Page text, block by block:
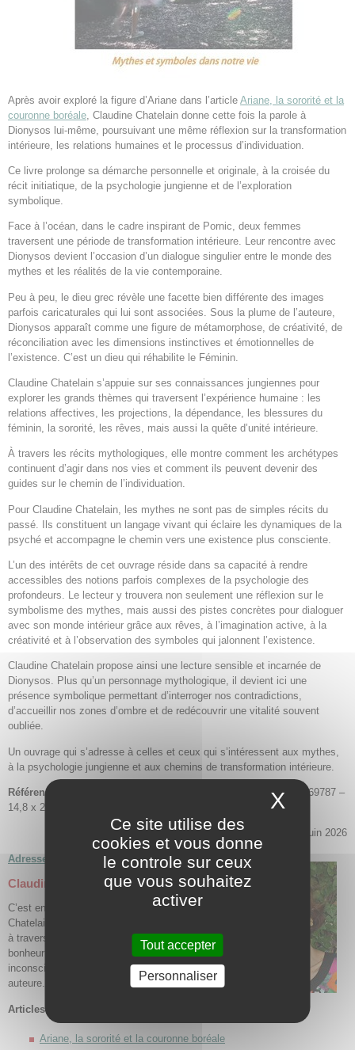
Après avoir exploré la figure d’Ariane dans l’article Ariane, la sororité et la
couronne boréale , Claudine Chatelain donne cette fois la parole à
Dionysos lui-même, poursuivant une même réflexion sur la transformation
intérieure, les relations humaines et le processus d’individuation.
Ce livre prolonge sa démarche personnelle et originale, à la croisée du
récit initiatique, de la psychologie jungienne et de l’exploration
symbolique.
Face à l’océan, dans le cadre inspirant de Pornic, deux femmes
traversent une période de transformation intérieure. Leur rencontre avec
Dionysos devient l’occasion d’un dialogue singulier entre le monde des
mythes et les réalités de la vie contemporaine.
Peu à peu, le dieu grec révèle une facette bien différente des images
parfois caricaturales qui lui sont associées. Sous la plume de l’auteure,
Dionysos apparaît comme une figure de métamorphose, de créativité, de
réconciliation avec les dimensions instinctives et émotionnelles de
l’existence. C’est un dieu qui réhabilite le Féminin.
Claudine Chatelain s’appuie sur ses connaissances jungiennes pour
explorer les grands thèmes qui traversent l’expérience humaine : les
relations affectives, les projections, la dépendance, les blessures du
féminin, la sororité, les rêves, mais aussi la quête d’unité intérieure.
À travers les récits mythologiques, elle montre comment les archétypes
continuent d’agir dans nos vies et comment ils peuvent devenir des
guides sur le chemin de l’individuation.
Pour Claudine Chatelain, les mythes ne sont pas de simples récits du
passé. Ils constituent un langage vivant qui éclaire les dynamiques de la
psyché et accompagne le chemin vers une existence plus consciente.
L’un des intérêts de cet ouvrage réside dans sa capacité à rendre
accessibles des notions parfois complexes de la psychologie des
profondeurs. Le lecteur y trouvera non seulement une réflexion sur le
symbolisme des mythes, mais aussi des pistes concrètes pour dialoguer
avec son monde intérieur grâce aux rêves, à l’imagination active, à la
créativité et à l’observation des symboles qui jalonnent l’existence.
Claudine Chatelain propose ainsi une lecture sensible et incarnée de
Dionysos. Plus qu’un personnage mythologique, il devient ici une
présence symbolique permettant d’interroger nos contradictions,
d’accueillir nos zones d’ombre et de redécouvrir une vitalité souvent
oubliée.
Un ouvrage qui s’adresse à celles et ceux qui s’intéressent aux mythes,
à la psychologie jungienne et aux chemins de transformation intérieure.
Référence de l’ouvrage
– 2026 – ISBN 9782322869787 –
14,8 x 21 x 2,5 cm – 310 pages
Juin 2026
Adresser un message à Claudine Chatelain
Claudine Chatelain
C’est en 1989, à l’âge de 33 ans, que Claudine
Chatelain a une révélation : elle découvre Jung
à travers l’interprétation des rêves. C’est avec
bonheur qu’elle ouvre la porte de son
inconscient. Elle est analyste jungienne et
auteure.
Articles
Ariane, la sororité et la couronne boréale
Ce site utilise des
cookies et vous donne
le controle sur ceux
que vous souhaitez
activer
Tout accepter
Personnaliser
X